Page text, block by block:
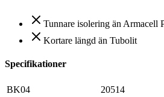
Tunnare isolering än Armacell
Kortare längd än Tubolit
Specifikationer
BK04
20514